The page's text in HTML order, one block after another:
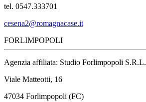
tel. 0547.333701
cesena2@romagnacase.it
FORLIMPOPOLI
Agenzia affiliata: Studio Forlimpopoli S.R.L.
Viale Matteotti, 16
47034 Forlimpopoli (FC)